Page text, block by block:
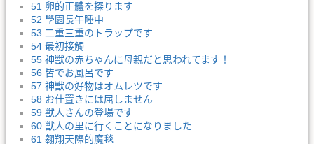
51 卵的正體を探ります
52 學園長午睡中
53 二重三重のトラップです
54 最初接觸
55 神獣の赤ちゃんに母親だと思われてます！
56 皆でお風呂です
57 神獣の好物はオムレツです
58 お仕置きには屈しません
59 獣人さんの登場です
60 獣人の里に行くことになりました
61 翱翔天際的魔毯